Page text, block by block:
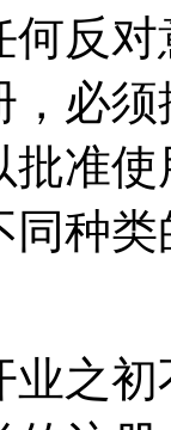
何反
，必
批准
种
业之